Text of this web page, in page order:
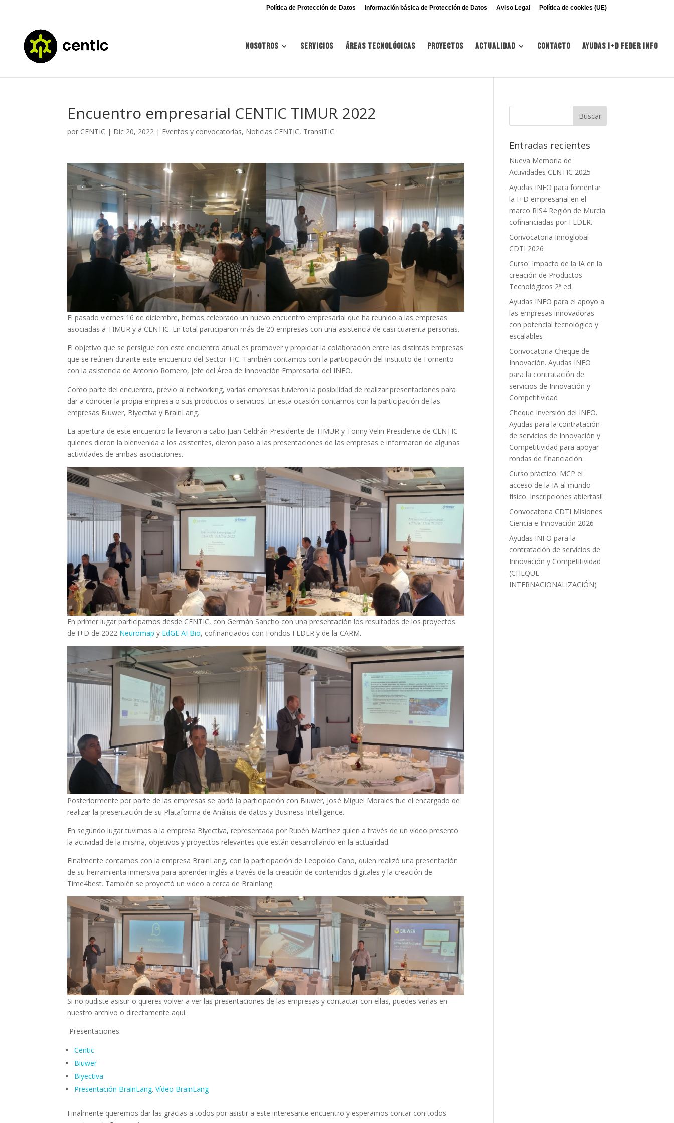
Política de Protección de Datos Información básica de Protección de Datos Aviso Legal Política de cookies (UE)
Nosotros Servicios Áreas tecnológicas Proyectos Actualidad Contacto Ayudas I+d FEDER INFO
Encuentro empresarial CENTIC TIMUR 2022
por CENTIC | Dic 20, 2022 | Eventos y convocatorias, Noticias CENTIC, TransiTIC
El pasado viernes 16 de diciembre, hemos celebrado un nuevo encuentro empresarial que ha reunido a las empresas
asociadas a TIMUR y a CENTIC. En total participaron más de 20 empresas con una asistencia de casi cuarenta personas.
El objetivo que se persigue con este encuentro anual es promover y propiciar la colaboración entre las distintas empresas
que se reúnen durante este encuentro del Sector TIC. También contamos con la participación del Instituto de Fomento
con la asistencia de Antonio Romero, Jefe del Área de Innovación Empresarial del INFO.
Como parte del encuentro, previo al networking, varias empresas tuvieron la posibilidad de realizar presentaciones para
dar a conocer la propia empresa o sus productos o servicios. En esta ocasión contamos con la participación de las
empresas Biuwer, Biyectiva y BrainLang.
La apertura de este encuentro la llevaron a cabo Juan Celdrán Presidente de TIMUR y Tonny Velin Presidente de CENTIC
quienes dieron la bienvenida a los asistentes, dieron paso a las presentaciones de las empresas e informaron de algunas
actividades de ambas asociaciones.
En primer lugar participamos desde CENTIC, con Germán Sancho con una presentación los resultados de los proyectos
de I+D de 2022 Neuromap y EdGE AI Bio, cofinanciados con Fondos FEDER y de la CARM.
Posteriormente por parte de las empresas se abrió la participación con Biuwer, José Miguel Morales fue el encargado de
realizar la presentación de su Plataforma de Análisis de datos y Business Intelligence.
En segundo lugar tuvimos a la empresa Biyectiva, representada por Rubén Martínez quien a través de un vídeo presentó
la actividad de la misma, objetivos y proyectos relevantes que están desarrollando en la actualidad.
Finalmente contamos con la empresa BrainLang, con la participación de Leopoldo Cano, quien realizó una presentación
de su herramienta inmersiva para aprender inglés a través de la creación de contenidos digitales y la creación de
Time4best. También se proyectó un video a cerca de Brainlang.
Si no pudiste asistir o quieres volver a ver las presentaciones de las empresas y contactar con ellas, puedes verlas en
nuestro archivo o directamente aquí.
Presentaciones:
Centic
Biuwer
Biyectiva
Presentación BrainLang.Vídeo BrainLang
Finalmente queremos dar las gracias a todos por asistir a este interesante encuentro y esperamos contar con todos
Entradas recientes
Nueva Memoria de
Actividades CENTIC 2025
Ayudas INFO para fomentar
la I+D empresarial en el
marco RIS4 Región de Murcia
cofinanciadas por FEDER.
Convocatoria Innoglobal
CDTI 2026
Curso: Impacto de la IA en la
creación de Productos
Tecnológicos 2ª ed.
Ayudas INFO para el apoyo a
las empresas innovadoras
con potencial tecnológico y
escalables
Convocatoria Cheque de
Innovación. Ayudas INFO
para la contratación de
servicios de Innovación y
Competitividad
Cheque Inversión del INFO.
Ayudas para la contratación
de servicios de Innovación y
Competitividad para apoyar
rondas de financiación.
Curso práctico: MCP el
acceso de la IA al mundo
físico. Inscripciones abiertas!!
Convocatoria CDTI Misiones
Ciencia e Innovación 2026
Ayudas INFO para la
contratación de servicios de
Innovación y Competitividad
(CHEQUE
INTERNACIONALIZACIÓN)